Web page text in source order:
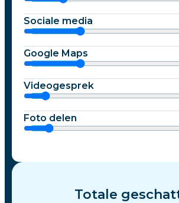
Sociale media
Google Maps
Videogesprek
Foto delen
Totale